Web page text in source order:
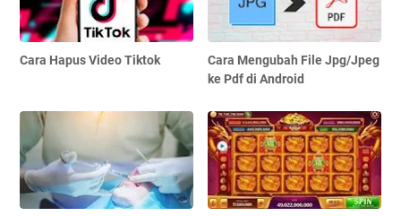
Cara Hapus Video Tiktok
Cara Mengubah File Jpg/Jpeg
ke Pdf di Android